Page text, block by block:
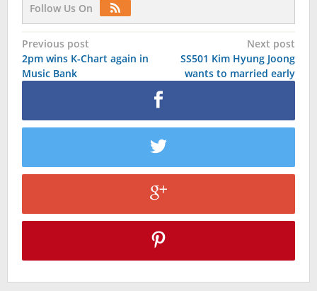
Follow Us On
Post
navigation
Previous post
2pm wins K-Chart again in
Music Bank
Next post
SS501 Kim Hyung Joong
wants to married early